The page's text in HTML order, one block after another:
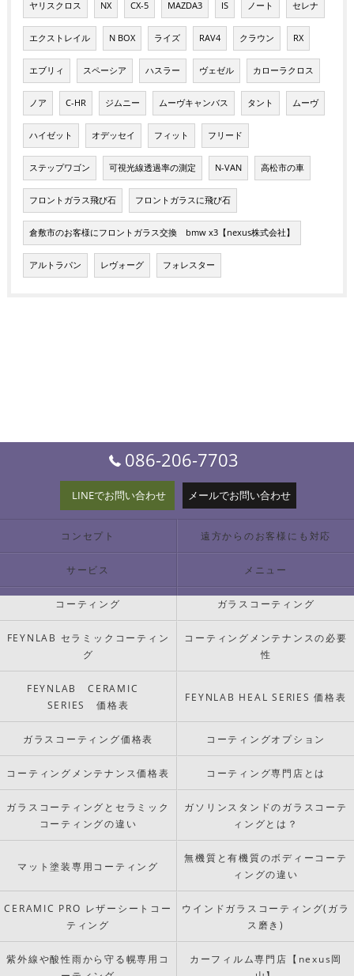
ヤリスクロス NX CX-5 MAZDA3 IS ノート セレナ
エクストレイル N BOX ライズ RAV4 クラウン RX
エブリィ スペーシア ハスラー ヴェゼル カローラクロス
ノア C-HR ジムニー ムーヴキャンバス タント ムーヴ
ハイゼット オデッセイ フィット フリード
ステップワゴン 可視光線透過率の測定 N-VAN 高松市の車
フロントガラス飛び石 フロントガラスに飛び石
倉敷市のお客様にフロントガラス交換 bmw x3【nexus株式会社】
アルトラパン レヴォーグ フォレスター
086-206-7703
LINEでお問い合わせ メールでお問い合わせ
コンセプト 遠方からのお客様にも対応
サービス メニュー
コーティング ガラスコーティング
FEYNLAB セラミックコーティン
グ
コーティングメンテナンスの必要
性
FEYNLAB CERAMIC
SERIES 価格表
FEYNLAB HEAL SERIES 価格表
ガラスコーティング価格表 コーティングオプション
コーティングメンテナンス価格表 コーティング専門店とは
ガラスコーティングとセラミック
コーティングの違い
ガソリンスタンドのガラスコーテ
ィングとは？
マット塗装専用コーティング
無機質と有機質のボディーコーテ
ィングの違い
CERAMIC PRO レザーシートコー
ティング
ウインドガラスコーティング(ガラ
ス磨き)
紫外線や酸性雨から守る幌専用コ
カーフィルム専門店【nexus岡